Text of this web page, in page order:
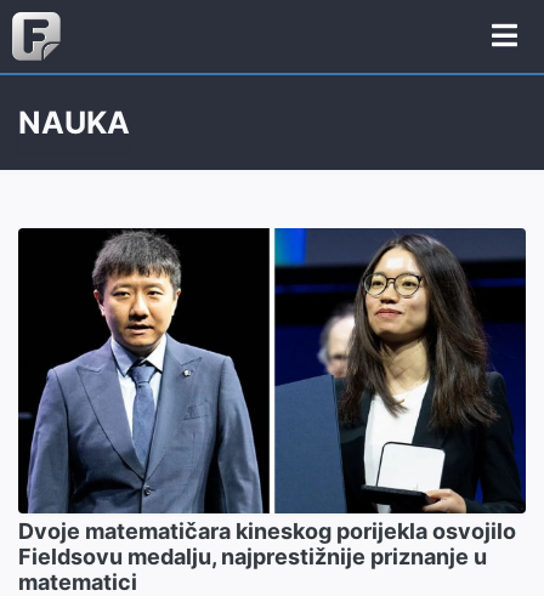
NAUKA
Dvoje matematičara kineskog porijekla osvojilo
Fieldsovu medalju, najprestižnije priznanje u
matematici